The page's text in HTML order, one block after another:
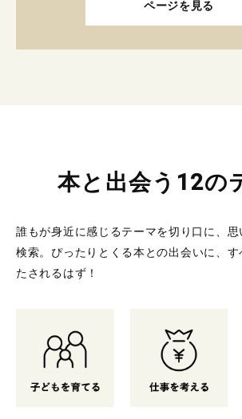
ページを見る
本と出会う12の
誰もが身近に感じるテーマを切り口に、
検索。 ぴったりとくる本との出会いに、
たされるはず！